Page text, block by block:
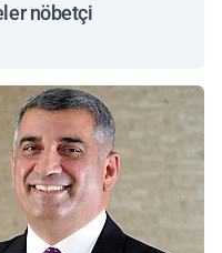
nöbetçi